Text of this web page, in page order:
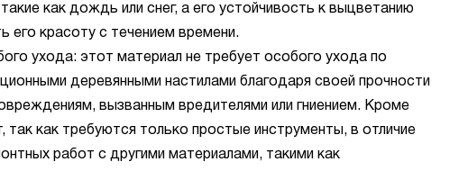
как дождь или снег, а его устойчивость к выцветанию
его красоту с течением времени.
ухода: этот материал не требует особого ухода по
деревянными настилами благодаря своей прочности
вызванным вредителями или гниением. Кроме
так как требуются только простые инструменты, в отличие
работ с другими материалами, такими как